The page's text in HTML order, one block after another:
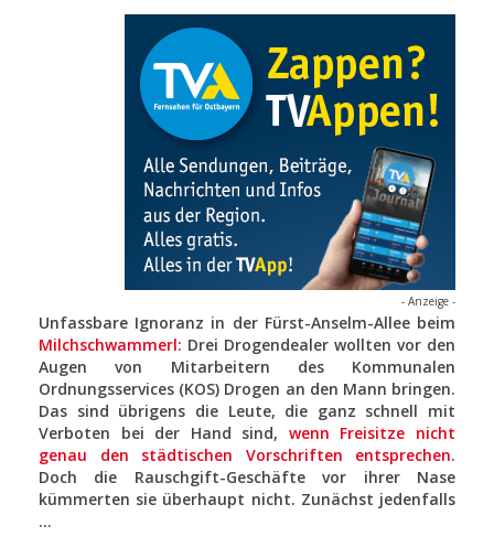
- Anzeige -
Unfassbare Ignoranz in der Fürst-Anselm-Allee beim
Milchschwammerl: Drei Drogendealer wollten vor den
Augen von Mitarbeitern des Kommunalen
Ordnungsservices (KOS) Drogen an den Mann bringen.
Das sind übrigens die Leute, die ganz schnell mit
Verboten bei der Hand sind, wenn Freisitze nicht
genau den städtischen Vorschriften entsprechen.
Doch die Rauschgift-Geschäfte vor ihrer Nase
kümmerten sie überhaupt nicht. Zunächst jedenfalls
...